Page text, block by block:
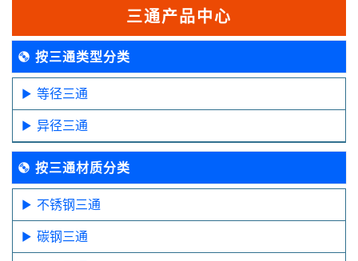
三通产品中心
按三通类型分类
等径三通
异径三通
按三通材质分类
不锈钢三通
碳钢三通